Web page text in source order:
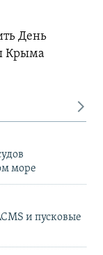
День
Крыма
море
и пусковые